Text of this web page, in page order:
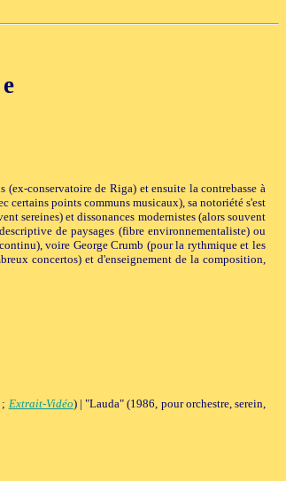
conservatoire de Riga) et ensuite la contrebasse à
certains points communs musicaux), sa notoriété s'est
sereines) et dissonances modernistes (alors souvent
de paysages (fibre environnementaliste) ou
voire George Crumb (pour la rythmique et les
concertos) et d'enseignement de la composition,
Extrait-Vidéo) | "Lauda" (1986, pour orchestre, serein,